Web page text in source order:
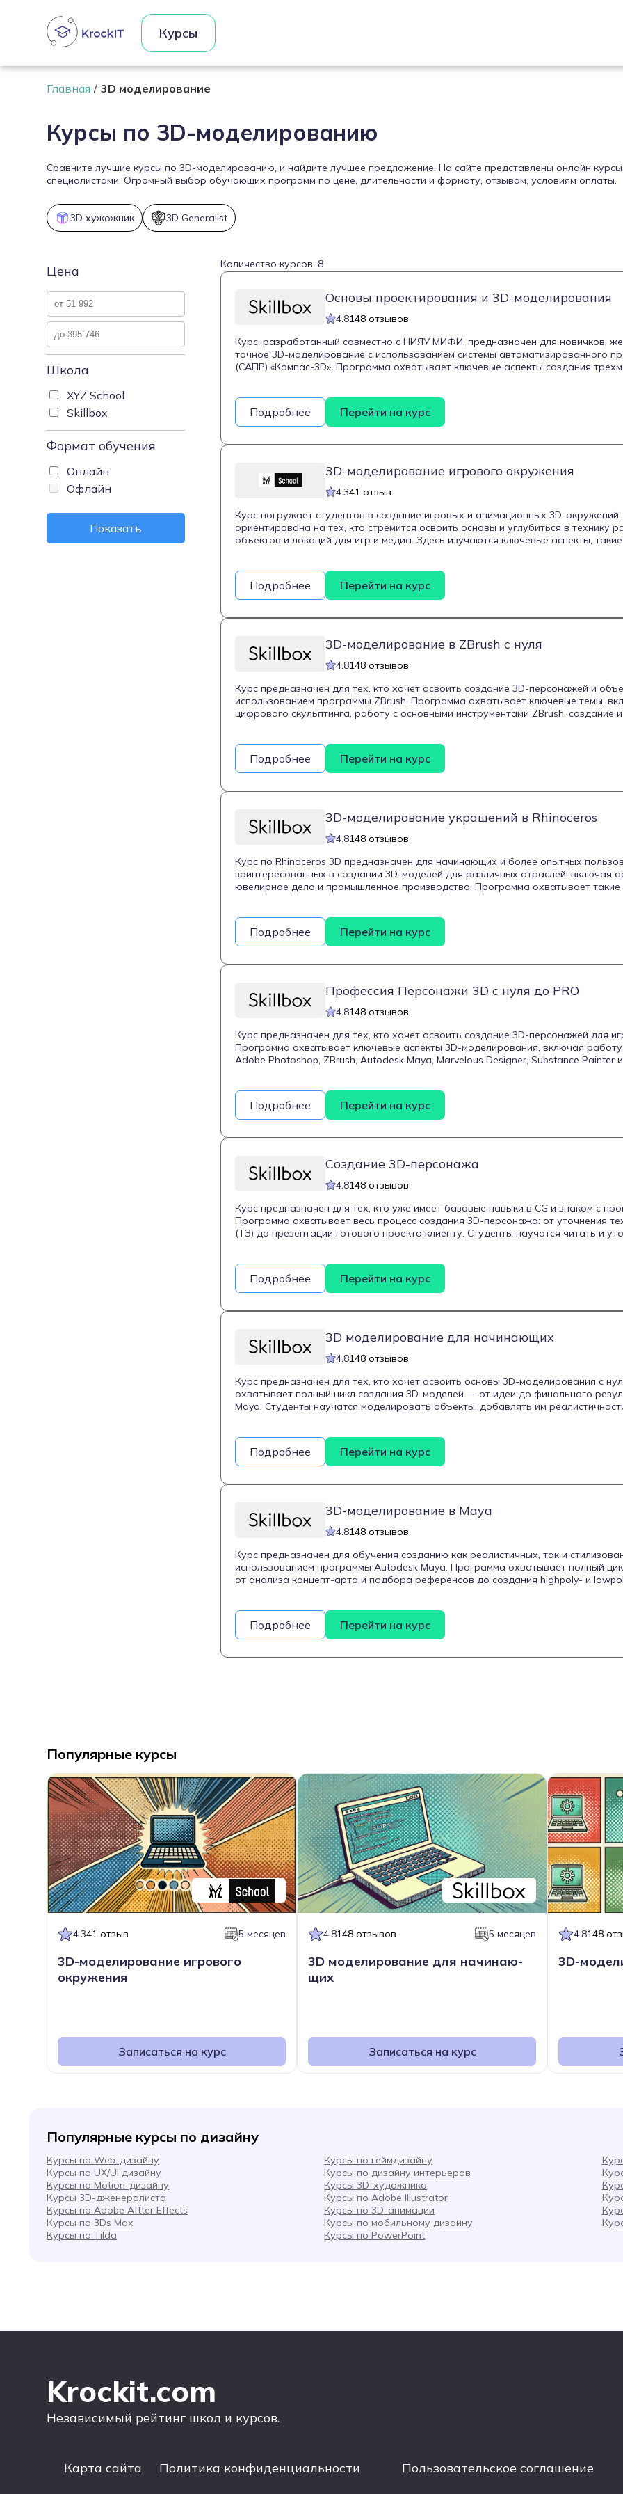
Курсы
Главная 3D моделирование
Курсы по 3D-моделированию
Сравните лучшие курсы по 3D-моделированию, и найдите лучшее предложение. На сайте представлены онлайн
специалистами. Огромный выбор обучающих программ по цене, длительности и формату, отзывам, условиям оплаты.
3D хужожник 3D Generalist
Цена
Школа
XYZ School
Skillbox
Формат обучения
Онлайн
Офлайн
Показать
Количество курсов: 8
Основы проектирования и 3D-моделирования
4.8148 отзывов
Курс, разработанный совместно с НИЯУ МИФИ, предназначен для новичков,
точное 3D-моделирование с использованием системы автоматизированного
(САПР) «Компас-3D». Программа охватывает ключевые аспекты создания
готовить модели для печати, используя популярный слайсер Cura. Курс также
визуализации и анимации сборки-разборки моделей, что придаст проектам
вид. По завершении обучения участники получат удостоверение о повышении
Skillbox и НИЯУ МИФИ, подтверждающее приобретенные навыки.
Подробнее Перейти на курс
3D-моделирование игрового окружения
4.341 отзыв
Курс погружает студентов в создание игровых и анимационных 3D-
ориентирована на тех, кто стремится освоить основы и углубиться в технику
объектов и локаций для игр и медиа. Здесь изучаются ключевые аспекты,
Unreal Engine, и получают навыки, применимые как в разработке игр, так и в
подойдет начинающим художникам, а также 3D-дизайнерам, желающим
возможности и углубить знания в области визуализации окружения.
Подробнее Перейти на курс
3D-моделирование в ZBrush с нуля
4.8148 отзывов
Курс предназначен для тех, кто хочет освоить создание 3D-персонажей и
использованием программы ZBrush. Программа охватывает ключевые темы,
цифрового скульптинга, работу с основными инструментами ZBrush, создание
3D-моделировании, и направлен на развитие навыков, востребованных в
и геймдизайне.
Подробнее Перейти на курс
3D-моделирование украшений в Rhinoceros
4.8148 отзывов
Курс по Rhinoceros 3D предназначен для начинающих и более опытных
заинтересованных в создании 3D-моделей для различных отраслей, включая
ювелирное дело и промышленное производство. Программа охватывает такие
и рендеринга. Помимо технических навыков, обучающиеся знакомятся с
моделей для презентаций и производства, что делает курс особенно полезным
профессионалов, работающих с визуализацией и проектированием в
Подробнее Перейти на курс
Профессия Персонажи 3D с нуля до PRO
4.8148 отзывов
Курс предназначен для тех, кто хочет освоить создание 3D-персонажей для
Программа охватывает ключевые аспекты 3D-моделирования, включая
Adobe Photoshop, ZBrush, Autodesk Maya, Marvelous Designer, Substance Painter
заказчиками, организацию рабочего процесса на фрилансе и презентацию
Подробнее Перейти на курс
Создание 3D-персонажа
4.8148 отзывов
Курс предназначен для тех, кто уже имеет базовые навыки в CG и знаком с
Программа охватывает весь процесс создания 3D-персонажа: от уточнения
(ТЗ) до презентации готового проекта клиенту. Студенты научатся читать и
один месяц и ориентирован на тех, кто хочет уверенно выйти на фриланс и
срок.Подробнее Перейти на курс
3D моделирова­ние для начинаю­щих
4.8148 отзывов
Курс предназначен для тех, кто хочет освоить основы 3D-моделирования с
охватывает полный цикл создания 3D-моделей — от идеи до финального
Maya. Студенты научатся моделировать объекты, добавлять им
кино или на фрилансе.
Подробнее Перейти на курс
3D-моделирование в Maya
4.8148 отзывов
Курс предназначен для обучения созданию как реалистичных, так и
использованием программы Autodesk Maya. Программа охватывает полный
от анализа концепт-арта и подбора референсов до создания highpoly- и
смежных направлений, желающих углубить свои навыки в 3D-моделировании. В
обучения студенты создадут две профессиональные работы для портфолио и
клиентов или начать карьеру в геймдеве.
Подробнее Перейти на курс
Популярные курсы
4.341 отзыв 5 месяцев
3D-моделирование игрового
окружения
Записаться на курс
4.8148 отзывов 5 месяцев
3D моделирова­ние для начинаю­
щих
Записаться на курс
4.8148
3D-
Популярные курсы по дизайну
Курсы по Web-дизайну Курсы по геймдизайну
Курсы по UX/UI дизайну
Курсы по дизайну интерьеров
Курсы по Motion-дизайну
Курсы 3D-художника
Курсы 3D-дженералиста
Курсы по Adobe Illustrator
Курсы по Adobe Aftter Effects
Курсы по 3D-анимации
Курсы по 3Ds Max
Курсы по мобильному дизайну
Курсы по Tilda
Курсы по PowerPoint
Krockit.com
Независимый рейтинг школ и курсов.
Карта сайта Политика конфиденциальности Пользовательское соглашение